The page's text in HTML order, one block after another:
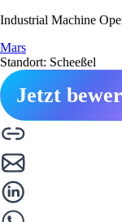
Industrial Machine
Mars
Standort: Scheeßel
Jetzt